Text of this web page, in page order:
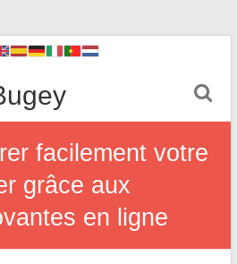
facilement votre
grâce aux
en ligne